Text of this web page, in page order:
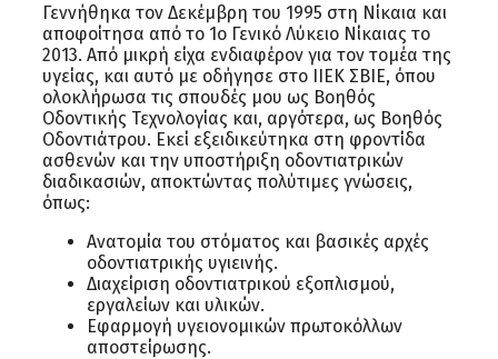
Γεννήθηκα τον Δεκέμβρη του 1995 στη Νίκαια και
αποφοίτησα από το 1ο Γενικό Λύκειο Νίκαιας το
2013. Από μικρή είχα ενδιαφέρον για τον τομέα της
υγείας, και αυτό με οδήγησε στο ΙΙΕΚ ΣΒΙΕ, όπου
ολοκλήρωσα τις σπουδές μου ως Βοηθός
Οδοντικής Τεχνολογίας και, αργότερα, ως Βοηθός
Οδοντιάτρου. Εκεί εξειδικεύτηκα στη φροντίδα
ασθενών και την υποστήριξη οδοντιατρικών
διαδικασιών, αποκτώντας πολύτιμες γνώσεις,
όπως:
Ανατομία του στόματος και βασικές αρχές
οδοντιατρικής υγιεινής.
Διαχείριση οδοντιατρικού εξοπλισμού,
εργαλείων και υλικών.
Εφαρμογή υγειονομικών πρωτοκόλλων
αποστείρωσης.